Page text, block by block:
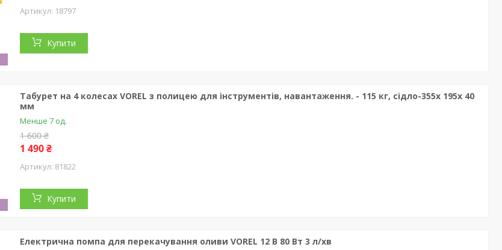
18797
Купити
Табурет на 4 колесах VOREL з полицею для інструментів, навантаження. - 115 кг, сідло-355x 195x 40
мм
Менше 7 од.
1 600 ₴
1 490 ₴
81822
Купити
Електрична помпа для перекачування оливи VOREL 12 В 80 Вт 3 л/хв